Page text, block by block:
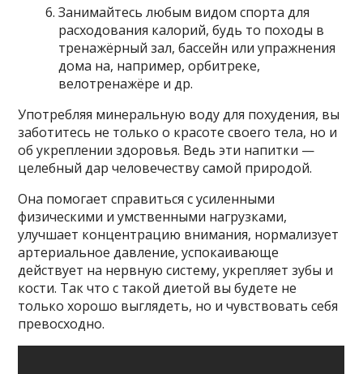
Занимайтесь любым видом спорта для
расходования калорий, будь то походы в
тренажёрный зал, бассейн или упражнения
дома на, например, орбитреке,
велотренажёре и др.
Употребляя минеральную воду для похудения, вы
заботитесь не только о красоте своего тела, но и
об укреплении здоровья. Ведь эти напитки —
целебный дар человечеству самой природой.
Она помогает справиться с усиленными
физическими и умственными нагрузками,
улучшает концентрацию внимания, нормализует
артериальное давление, успокаивающе
действует на нервную систему, укрепляет зубы и
кости. Так что с такой диетой вы будете не
только хорошо выглядеть, но и чувствовать себя
превосходно.